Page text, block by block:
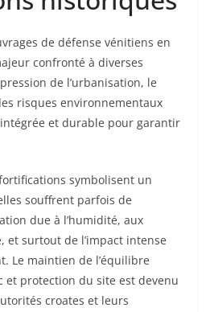
de défense vénitiens en
confronté à diverses
de l’urbanisation, le
risques environnementaux
et durable pour garantir
symbolisent un
souffrent parfois de
due à l’humidité, aux
surtout de l’impact intense
Le maintien de l’équilibre
protection du site est devenu
croates et leurs